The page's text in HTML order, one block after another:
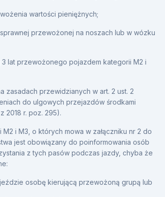
wartości pieniężnych;
przewożonej na noszach lub w wózku
lat przewożonego pojazdem kategorii M2 i
zasadach przewidzianych w art. 2 ust. 2
do ulgowych przejazdów środkami
2018 r. poz. 295).
i M3, o których mowa w załączniku nr 2 do
jest obowiązany do poinformowania osób
z tych pasów podczas jazdy, chyba że
osobę kierującą przewożoną grupą lub